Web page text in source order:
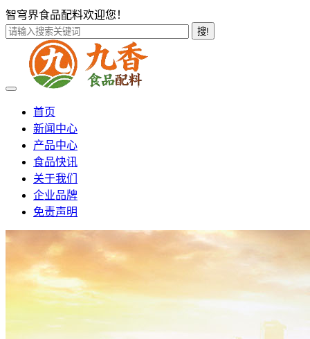
智穹界食品配料欢迎您！
搜!
首页
新闻中心
产品中心
食品快讯
关于我们
企业品牌
免责声明